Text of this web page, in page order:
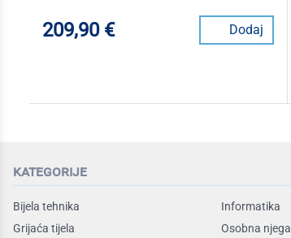
209,90 € Dodaj
kategorije
Bijela tehnika
Grijaća tijela
Informatika
Osobna njega